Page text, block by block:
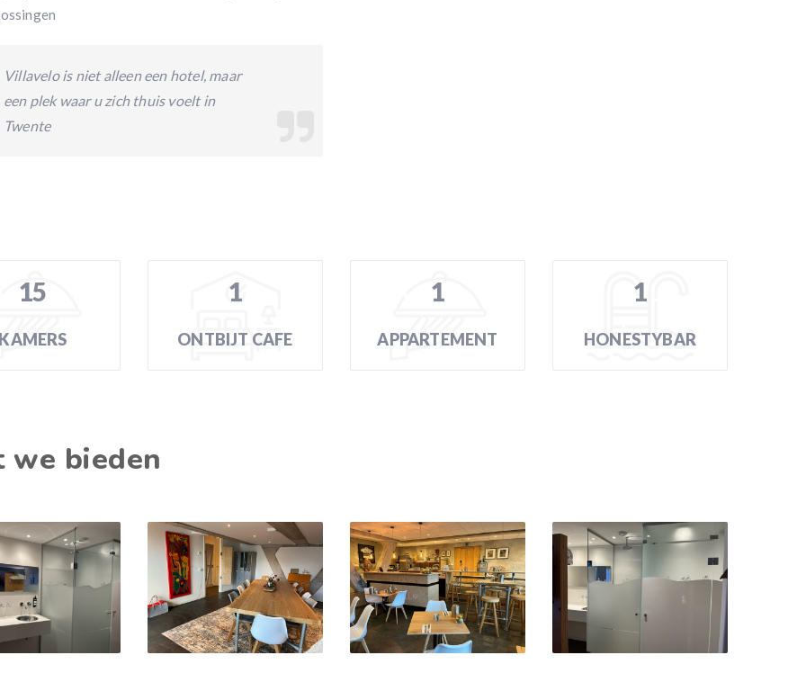
Villavelo is niet alleen een hotel, maar
een plek waar u zich thuis voelt in
Twente
15 1
ONTBIJT CAFE
1
APPARTEMENT
1
HONESTYBAR
we bieden